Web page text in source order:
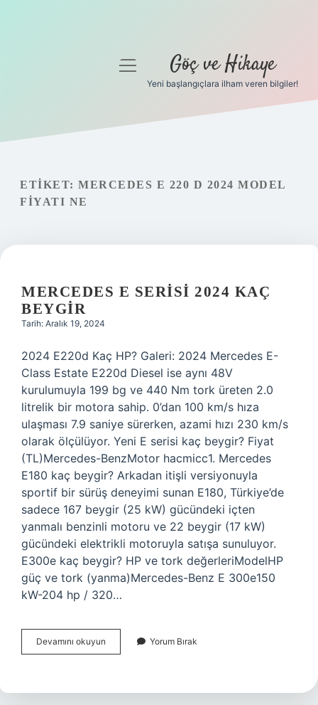
Gizlilik Politikası
Hakkımızda
menüyü
Göç ve Hikaye
Yeni başlangıçlara ilham veren bilgiler!
ETIKET: MERCEDES E 220 D 2024 MODEL
FIYATI NE
MERCEDES E SERISI 2024 KAÇ
BEYGIR
Tarih: Aralık 19, 2024
2024 E220d Kaç HP? Galeri: 2024 Mercedes E-
Class Estate E220d Diesel ise aynı 48V
kurulumuyla 199 bg ve 440 Nm tork üreten 2.0
litrelik bir motora sahip. 0’dan 100 km/s hıza
ulaşması 7.9 saniye sürerken, azami hızı 230 km/s
olarak ölçülüyor. Yeni E serisi kaç beygir? Fiyat
(TL)Mercedes-BenzMotor hacmicc1. Mercedes
E180 kaç beygir? Arkadan itişli versiyonuyla
sportif bir sürüş deneyimi sunan E180, Türkiye’de
sadece 167 beygir (25 kW) gücündeki içten
yanmalı benzinli motoru ve 22 beygir (17 kW)
gücündeki elektrikli motoruyla satışa sunuluyor.
E300e kaç beygir? HP ve tork değerleriModelHP
güç ve tork (yanma)Mercedes-Benz E 300e150
kW-204 hp / 320…
Devamını okuyun Mercedes
E
Kaç
Yorum Bırak